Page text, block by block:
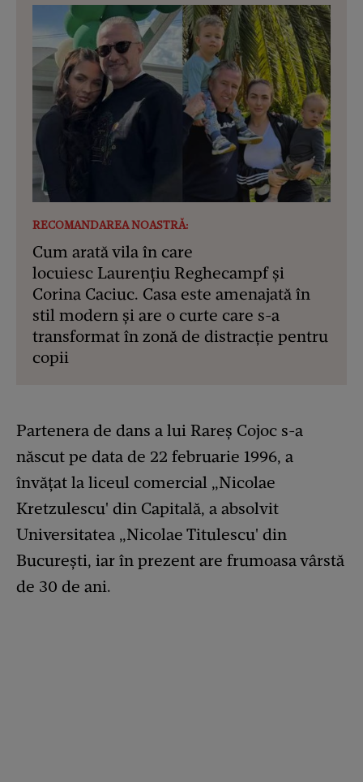
RECOMANDAREA NOASTRĂ:
Cum arată vila în care
locuiesc Laurențiu Reghecampf și
Corina Caciuc. Casa este amenajată în
stil modern și are o curte care s-a
transformat în zonă de distracție pentru
copii
Partenera de dans a lui Rareș Cojoc s-a
născut pe data de 22 februarie 1996, a
învățat la liceul comercial „Nicolae
Kretzulescu' din Capitală, a absolvit
Universitatea „Nicolae Titulescu' din
București, iar în prezent are frumoasa vârstă
de 30 de ani.